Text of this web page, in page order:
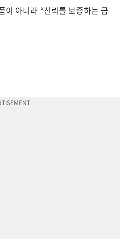
이 아니라 “신뢰를 보증하는 금